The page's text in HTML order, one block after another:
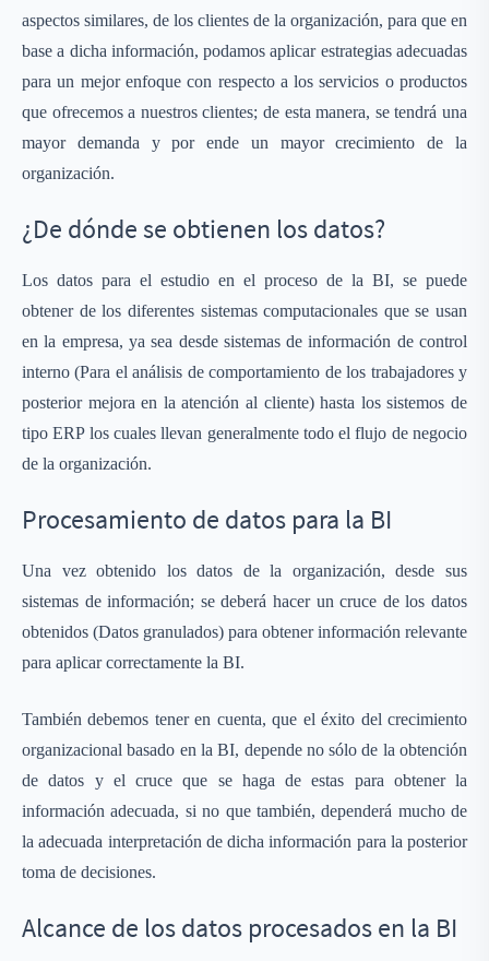
aspectos similares, de los clientes de la organización, para que en
base a dicha información, podamos aplicar estrategias adecuadas
para un mejor enfoque con respecto a los servicios o productos
que ofrecemos a nuestros clientes; de esta manera, se tendrá una
mayor demanda y por ende un mayor crecimiento de la
organización.
¿De dónde se obtienen los datos?
Los datos para el estudio en el proceso de la BI, se puede
obtener de los diferentes sistemas computacionales que se usan
en la empresa, ya sea desde sistemas de información de control
interno (Para el análisis de comportamiento de los trabajadores y
posterior mejora en la atención al cliente) hasta los sistemos de
tipo ERP los cuales llevan generalmente todo el flujo de negocio
de la organización.
Procesamiento de datos para la BI
Una vez obtenido los datos de la organización, desde sus
sistemas de información; se deberá hacer un cruce de los datos
obtenidos (Datos granulados) para obtener información relevante
para aplicar correctamente la BI.
También debemos tener en cuenta, que el éxito del crecimiento
organizacional basado en la BI, depende no sólo de la obtención
de datos y el cruce que se haga de estas para obtener la
información adecuada, si no que también, dependerá mucho de
la adecuada interpretación de dicha información para la posterior
toma de decisiones.
Alcance de los datos procesados en la BI